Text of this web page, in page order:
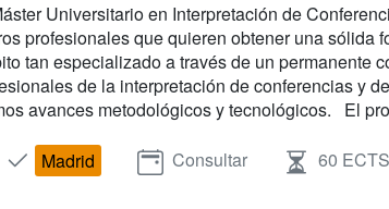
Universitario en Interpretación de
profesionales que quieren obtener una sólida
tan especializado a través de un permanente
de la interpretación de conferencias y
avances metodológicos y tecnológicos. El
Madrid Consultar 60 ECTS